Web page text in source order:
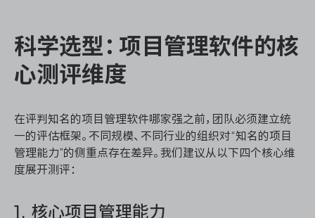
科学选型：项目管理软件的核
心测评维度
在评判知名的项目管理软件哪家强之前，团队必须建立统
一的评估框架。不同规模、不同行业的组织对“知名的项目
管理能力”的侧重点存在差异。我们建议从以下四个核心维
度展开测评：
1. 核心项目管理能力